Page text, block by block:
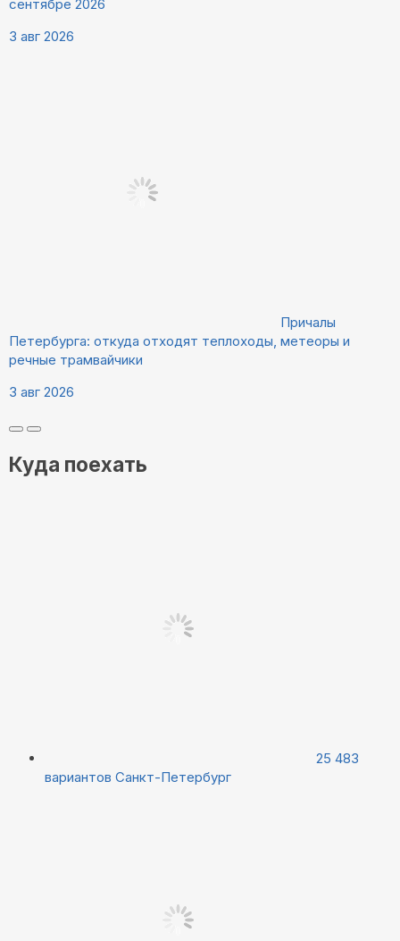
сентябре 2026
3 авг 2026
Причалы
Петербурга: откуда отходят теплоходы, метеоры и
речные трамвайчики
3 авг 2026
Куда поехать
25 483
вариантов Санкт-Петербург